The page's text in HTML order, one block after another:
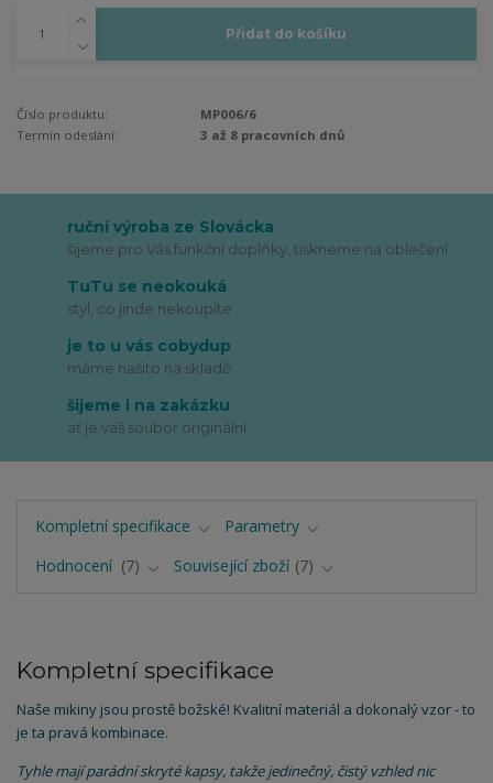
Přidat do košíku
Číslo produktu:
MP006/6
Termín odeslání:
3 až 8 pracovních dnů
ruční výroba ze Slovácka
šijeme pro Vás funkční doplňky, tiskneme na oblečení
TuTu se neokouká
styl, co jinde nekoupíte
je to u vás cobydup
máme našito na skladě
šijeme i na zakázku
ať je váš soubor originální
Kompletní specifikace
Parametry
Hodnocení
7 Související zboží 7
Kompletní specifikace
Naše mikiny jsou prostě božské! Kvalitní materiál a dokonalý vzor - to
je ta pravá kombinace.
Tyhle mají parádní skryté kapsy, takže jedinečný, čistý vzhled nic